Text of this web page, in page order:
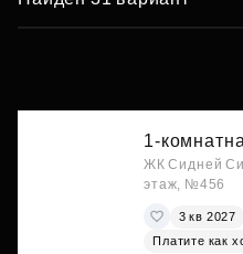
1-
ЖК Сидней
этаж, №456
3 кв 2027
Платите как